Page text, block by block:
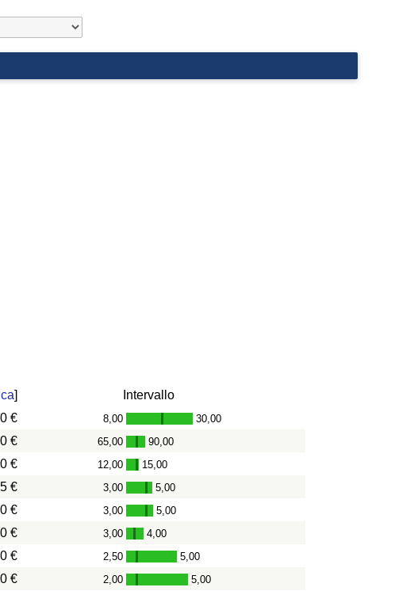
]
Intervallo
€ 8,00 - 30,00
€ 65,00 - 90,00
€ 12,00 - 15,00
€ 3,00 - 5,00
€ 3,00 - 5,00
€ 3,00 - 4,00
€ 2,50 - 5,00
€ 2,00 - 5,00